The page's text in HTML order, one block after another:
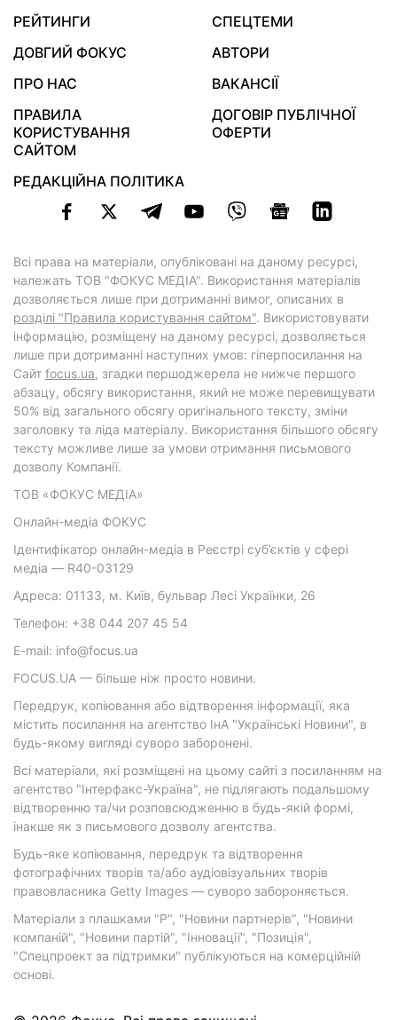
РЕЙТИНГИ
СПЕЦТЕМИ
ДОВГИЙ ФОКУС
АВТОРИ
ПРО НАС
ВАКАНСІЇ
ПРАВИЛА
КОРИСТУВАННЯ
САЙТОМ
ДОГОВІР ПУБЛІЧНОЇ
ОФЕРТИ
РЕДАКЦІЙНА ПОЛІТИКА
Всі права на матеріали, опубліковані на даному ресурсі,
належать ТОВ "ФОКУС МЕДІА". Використання матеріалів
дозволяється лише при дотриманні вимог, описаних в
розділі "Правила користування сайтом". Використовувати
інформацію, розміщену на даному ресурсі, дозволяється
лише при дотриманні наступних умов: гіперпосилання на
Cайт focus.ua, згадки першоджерела не нижче першого
абзацу, обсягу використання, який не може перевищувати
50% від загального обсягу оригінального тексту, зміни
заголовку та ліда матеріалу. Використання більшого обсягу
тексту можливе лише за умови отримання письмового
дозволу Компанії.
ТОВ «ФОКУС МЕДІА»
Онлайн-медіа ФОКУС
Ідентифікатор онлайн-медіа в Реєстрі суб’єктів у сфері
медіа — R40-03129
Адреса: 01133, м. Київ, бульвар Лесі Українки, 26
Телефон: +38 044 207 45 54
E-mail: info@focus.ua
FOCUS.UA — більше ніж просто новини.
Передрук, копіювання або відтворення інформації, яка
містить посилання на агентство ІнА "Українські Новини", в
будь-якому вигляді суворо заборонені.
Всі матеріали, які розміщені на цьому сайті з посиланням на
агентство "Інтерфакс-Україна", не підлягають подальшому
відтворенню та/чи розповсюдженню в будь-якій формі,
інакше як з письмового дозволу агентства.
Будь-яке копіювання, передрук та відтворення
фотографічних творів та/або аудіовізуальних творів
правовласника Getty Images — суворо забороняється.
Матеріали з плашками "Р", "Новини партнерів", "Новини
компаній", "Новини партій", "Інновації", "Позиція",
"Спецпроект за підтримки" публікуються на комерційній
основі.